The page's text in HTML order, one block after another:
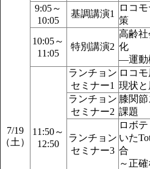
7/19
（土）
9:05～
10:05
基調講演1
ロコ
策
10:05～
11:05
特別講演2
高齢
化
―運動
11:50～
12:50
ランチョン
セミナー1
ロコ
現状と
ランチョン
セミナー2
膝関
課題
ランチョン
セミナー3
ロボ
いた
合
～正